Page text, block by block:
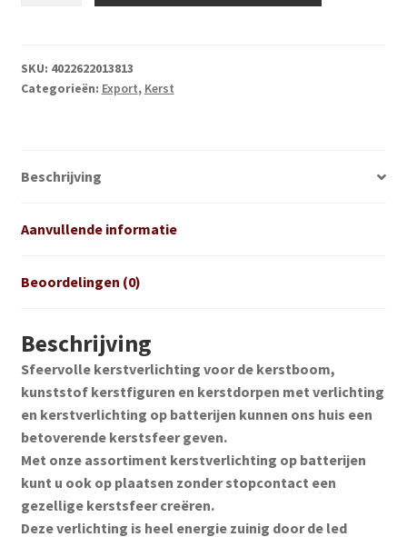
Buxus
Over ons
5
stuks
SKU: 4022622013813
Categorieën: Export, Kerst
Beschrijving
Aanvullende informatie
Beoordelingen (0)
Beschrijving
Sfeervolle kerstverlichting voor de kerstboom,
kunststof kerstfiguren en kerstdorpen met verlichting
en kerstverlichting op batterijen kunnen ons huis een
betoverende kerstsfeer geven.
Met onze assortiment kerstverlichting op batterijen
kunt u ook op plaatsen zonder stopcontact een
gezellige kerstsfeer creëren.
Deze verlichting is heel energie zuinig door de led